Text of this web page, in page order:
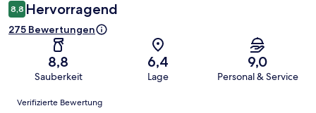
8,8 Hervorragend
275 Bewertungen
8,8
Sauberkeit
6,4
Lage
9,0
Personal & Service
Bewertungen
Verifizierte Bewertung